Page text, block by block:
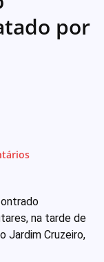
por
na tarde de
Jardim Cruzeiro,